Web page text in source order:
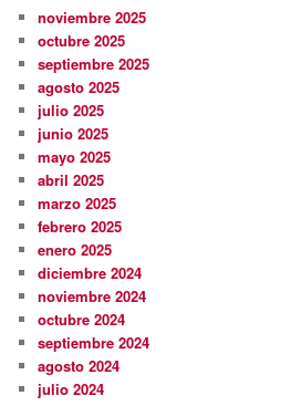
noviembre 2025
octubre 2025
septiembre 2025
agosto 2025
julio 2025
junio 2025
mayo 2025
abril 2025
marzo 2025
febrero 2025
enero 2025
diciembre 2024
noviembre 2024
octubre 2024
septiembre 2024
agosto 2024
julio 2024